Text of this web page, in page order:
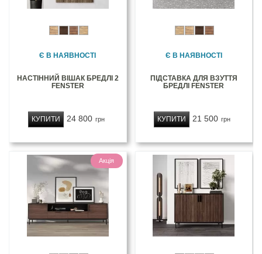
Є В НАЯВНОСТІ
НАСТІННИЙ ВІШАК БРЕДЛІ 2
FENSTER
24 800 грн
КУПИТИ
Є В НАЯВНОСТІ
ПІДСТАВКА ДЛЯ ВЗУТТЯ
БРЕДЛІ FENSTER
21 500 грн
КУПИТИ
Акція